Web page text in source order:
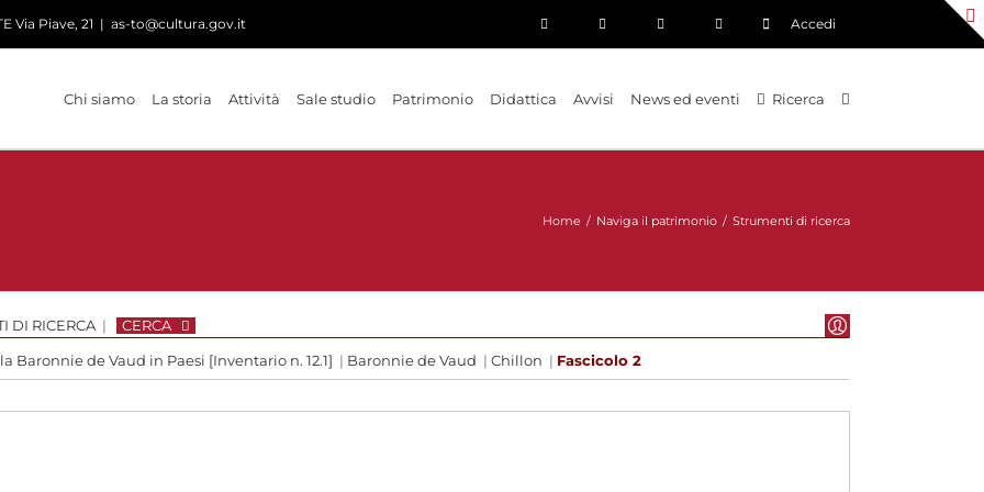
Via Piave, 21 | as-to@cultura.gov.it Accedi
Chi siamo La storia Attività Sale studio Patrimonio Didattica Avvisi News ed eventi Ricerca
Home / Naviga il patrimonio / Strumenti di ricerca
DI RICERCA | CERCA
Baronnie de Vaud in Paesi [Inventario n. 12.1] | Baronnie de Vaud | Chillon | Fascicolo 2